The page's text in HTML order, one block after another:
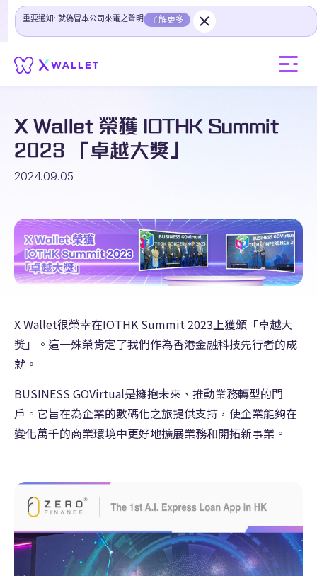
重要通知: 就偽冒本公司來電之聲明 了解更多
X Wallet 榮獲 IOTHK Summit
2023 「卓越大獎」
2024.09.05
X Wallet很榮幸在IOTHK Summit 2023上獲頒「卓越大
獎」。這一殊榮肯定了我們作為香港金融科技先行者的成
就。
BUSINESS GOVirtual是擁抱未來、推動業務轉型的門
戶。它旨在為企業的數碼化之旅提供支持，使企業能夠在
變化萬千的商業環境中更好地擴展業務和開拓新事業。